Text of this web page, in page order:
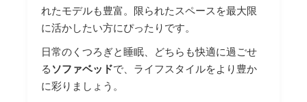
れたモデルも豊富。限られたスペースを最大限
に活かしたい方にぴったりです。
日常のくつろぎと睡眠、どちらも快適に過ごせ
る ソファベッドで、ライフスタイルをより豊か
に彩りましょう。